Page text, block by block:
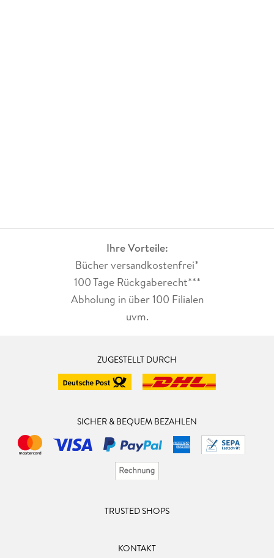
Ihre Vorteile:
Bücher versandkostenfrei*
100 Tage Rückgaberecht***
Abholung in über 100 Filialen
uvm.
ZUGESTELLT DURCH
SICHER & BEQUEM BEZAHLEN
TRUSTED SHOPS
KONTAKT